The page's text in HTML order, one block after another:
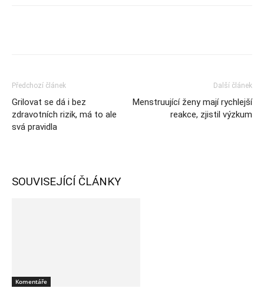
Předchozí článek
Grilovat se dá i bez
zdravotních rizik, má to ale
svá pravidla
Další článek
Menstruující ženy mají rychlejší
reakce, zjistil výzkum
SOUVISEJÍCÍ ČLÁNKY
Komentáře